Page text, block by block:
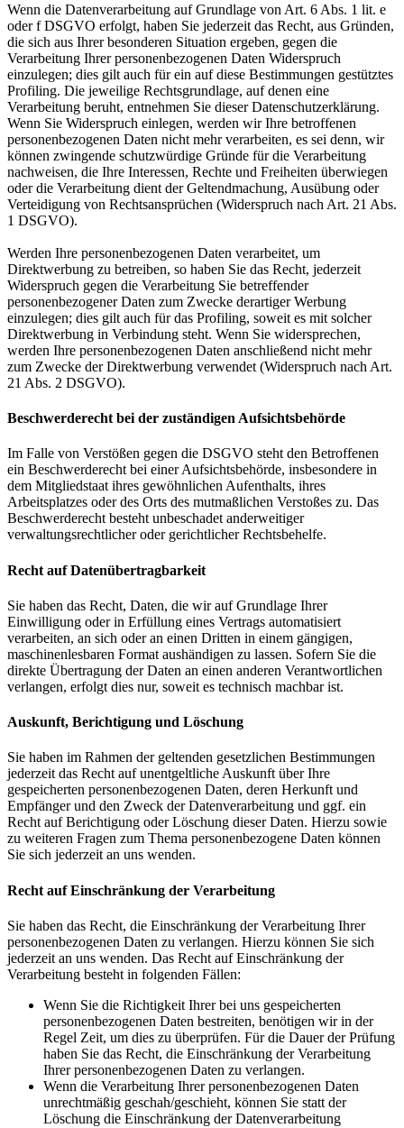
Wenn die Datenverarbeitung auf Grundlage von Art. 6 Abs. 1 lit. e
oder f DSGVO erfolgt, haben Sie jederzeit das Recht, aus Gründen,
die sich aus Ihrer besonderen Situation ergeben, gegen die
Verarbeitung Ihrer personenbezogenen Daten Widerspruch
einzulegen; dies gilt auch für ein auf diese Bestimmungen gestütztes
Profiling. Die jeweilige Rechtsgrundlage, auf denen eine
Verarbeitung beruht, entnehmen Sie dieser Datenschutzerklärung.
Wenn Sie Widerspruch einlegen, werden wir Ihre betroffenen
personenbezogenen Daten nicht mehr verarbeiten, es sei denn, wir
können zwingende schutzwürdige Gründe für die Verarbeitung
nachweisen, die Ihre Interessen, Rechte und Freiheiten überwiegen
oder die Verarbeitung dient der Geltendmachung, Ausübung oder
Verteidigung von Rechtsansprüchen (Widerspruch nach Art. 21 Abs.
1 DSGVO).
Werden Ihre personenbezogenen Daten verarbeitet, um
Direktwerbung zu betreiben, so haben Sie das Recht, jederzeit
Widerspruch gegen die Verarbeitung Sie betreffender
personenbezogener Daten zum Zwecke derartiger Werbung
einzulegen; dies gilt auch für das Profiling, soweit es mit solcher
Direktwerbung in Verbindung steht. Wenn Sie widersprechen,
werden Ihre personenbezogenen Daten anschließend nicht mehr
zum Zwecke der Direktwerbung verwendet (Widerspruch nach Art.
21 Abs. 2 DSGVO).
Beschwerde­recht bei der zuständigen Aufsichts­behörde
Im Falle von Verstößen gegen die DSGVO steht den Betroffenen
ein Beschwerderecht bei einer Aufsichtsbehörde, insbesondere in
dem Mitgliedstaat ihres gewöhnlichen Aufenthalts, ihres
Arbeitsplatzes oder des Orts des mutmaßlichen Verstoßes zu. Das
Beschwerderecht besteht unbeschadet anderweitiger
verwaltungsrechtlicher oder gerichtlicher Rechtsbehelfe.
Recht auf Daten­übertrag­barkeit
Sie haben das Recht, Daten, die wir auf Grundlage Ihrer
Einwilligung oder in Erfüllung eines Vertrags automatisiert
verarbeiten, an sich oder an einen Dritten in einem gängigen,
maschinenlesbaren Format aushändigen zu lassen. Sofern Sie die
direkte Übertragung der Daten an einen anderen Verantwortlichen
verlangen, erfolgt dies nur, soweit es technisch machbar ist.
Auskunft, Berichtigung und Löschung
Sie haben im Rahmen der geltenden gesetzlichen Bestimmungen
jederzeit das Recht auf unentgeltliche Auskunft über Ihre
gespeicherten personenbezogenen Daten, deren Herkunft und
Empfänger und den Zweck der Datenverarbeitung und ggf. ein
Recht auf Berichtigung oder Löschung dieser Daten. Hierzu sowie
zu weiteren Fragen zum Thema personenbezogene Daten können
Sie sich jederzeit an uns wenden.
Recht auf Einschränkung der Verarbeitung
Sie haben das Recht, die Einschränkung der Verarbeitung Ihrer
personenbezogenen Daten zu verlangen. Hierzu können Sie sich
jederzeit an uns wenden. Das Recht auf Einschränkung der
Verarbeitung besteht in folgenden Fällen:
Wenn Sie die Richtigkeit Ihrer bei uns gespeicherten
personenbezogenen Daten bestreiten, benötigen wir in der
Regel Zeit, um dies zu überprüfen. Für die Dauer der Prüfung
haben Sie das Recht, die Einschränkung der Verarbeitung
Ihrer personenbezogenen Daten zu verlangen.
Wenn die Verarbeitung Ihrer personenbezogenen Daten
unrechtmäßig geschah/geschieht, können Sie statt der
Löschung die Einschränkung der Datenverarbeitung